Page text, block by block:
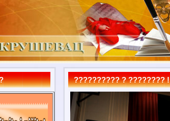
?????????? ? ???????? !